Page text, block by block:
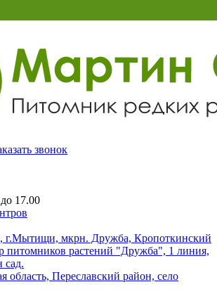
звонок
17.00
г.Мытищи, мкрн. Дружба, Кропоткинский
питомников растений "Дружба", 1 линия,
сад.
область, Переславский район, село